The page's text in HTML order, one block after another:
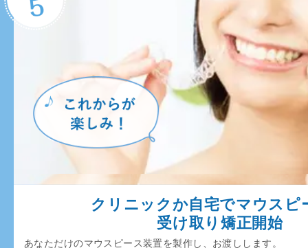
クリニックか自宅でマウスピ
受け取り矯正開始
あなただけのマウスピース装置を製作し、お渡しします。